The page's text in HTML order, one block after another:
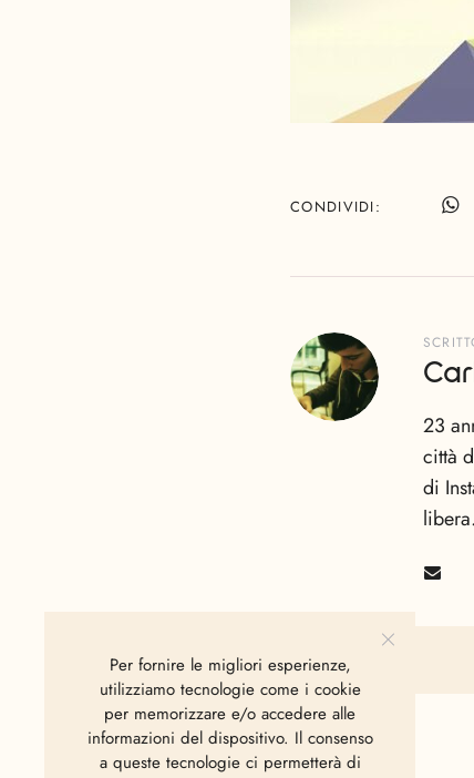
CONDIVIDI
23
città
di
libera.
Per fornire le migliori esperienze,
utilizziamo tecnologie come i cookie
per memorizzare e/o accedere alle
informazioni del dispositivo. Il consenso
a queste tecnologie ci permetterà di